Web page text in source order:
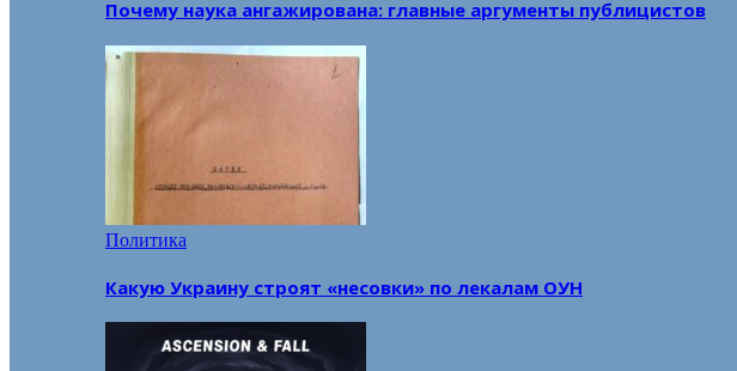
Почему наука ангажирована: главные аргументы публицистов
Политика
Какую Украину строят «несовки» по лекалам ОУН